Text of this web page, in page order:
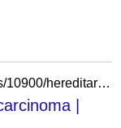
https://rarediseases.info.nih.gov/diseases/10900/hereditary-diffuse-gastric-adenocarcinoma
|